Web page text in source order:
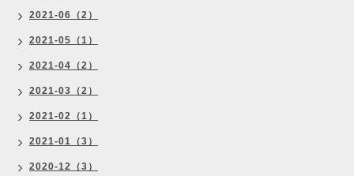
2021-06（2）
2021-05（1）
2021-04（2）
2021-03（2）
2021-02（1）
2021-01（3）
2020-12（3）